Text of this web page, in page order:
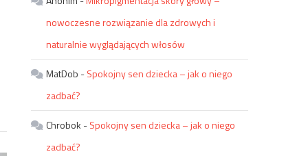
nowoczesne rozwiązanie dla zdrowych i
naturalnie wyglądających włosów
MatDob -Spokojny sen dziecka – jak o niego
zadbać?
Chrobok -Spokojny sen dziecka – jak o niego
zadbać?